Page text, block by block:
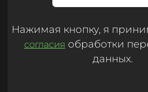
Нажимая кнопку, я
согласия обработки
данных.